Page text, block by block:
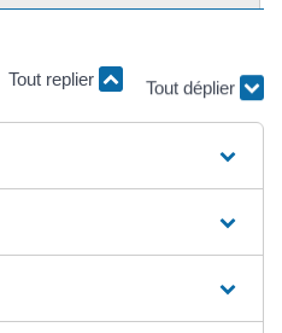
Tout replier
Tout déplier